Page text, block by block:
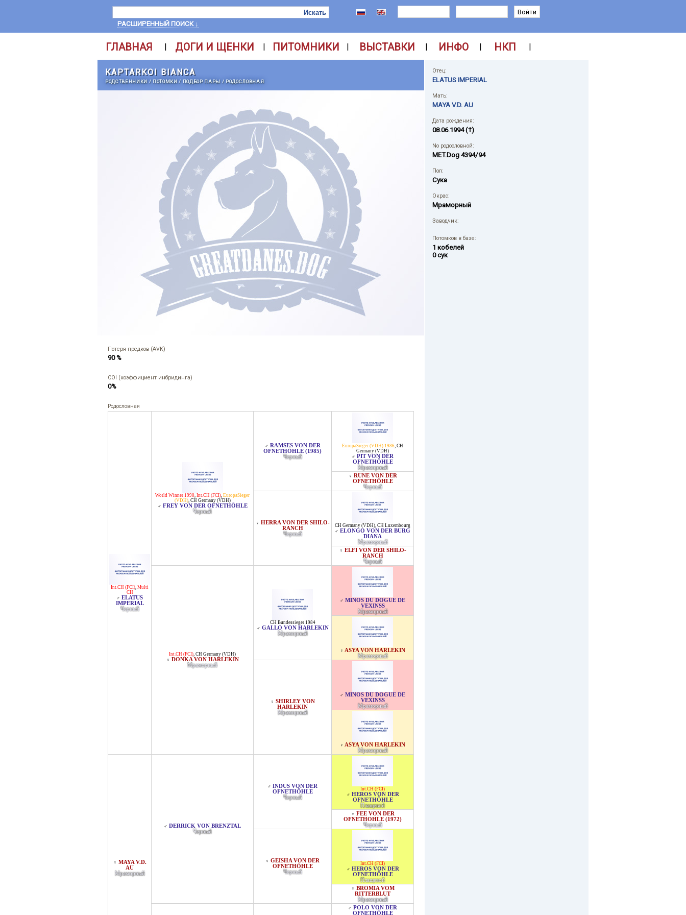
РАСШИРЕННЫЙ ПОИСК ↓
ГЛАВНАЯ | ДОГИ И ЩЕНКИ | ПИТОМНИКИ | ВЫСТАВКИ | ИНФО | НКП |
KAPTARKOI BIANCA
РОДСТВЕННИКИ / ПОТОМКИ/ ПОДБОР ПАРЫ / РОДОСЛОВНАЯ
Потеря предков (AVK)
90 %
COI (коэффициент инбридинга)
0%
Родословная
Int.CH (FCI), Multi
CH
♂ ELATUS
IMPERIAL
Черный
World Winner 1990, Int.CH (FCI), EuropaSieger
(VDH), CH Germany (VDH)
♂ FREY VON DER OFNETHÖHLE
Черный
♂ RAMSES VON DER
OFNETHÖHLE (1985)
Черный
EuropaSieger (VDH) 1986, CH
Germany (VDH)
♂ PIT VON DER
OFNETHÖHLE
Мраморный
♀ RUNE VON DER
OFNETHÖHLE
Черный
♀ HERRA VON DER SHILO-
RANCH
Черный
CH Germany (VDH), CH Luxembourg
♂ ELONGO VON DER BURG
DIANA
Мраморный
♀ ELFI VON DER SHILO-
RANCH
Черный
Int.CH (FCI), CH Germany (VDH)
♀ DONKA VON HARLEKIN
Мраморный
CH Bundessieger 1984
♂ GALLO VON HARLEKIN
Мраморный
♂ MINOS DU DOGUE DE
VEXINSS
Мраморный
♀ ASYA VON HARLEKIN
Мраморный
♀ SHIRLEY VON
HARLEKIN
Мраморный
♂ MINOS DU DOGUE DE
VEXINSS
Мраморный
♀ ASYA VON HARLEKIN
Мраморный
♀ MAYA V.D.
AU
Мраморный
♂ DERRICK VON BRENZTAL
Черный
♂ INDUS VON DER
OFNETHÖHLE
Черный
Int.CH (FCI)
♂ HEROS VON DER
OFNETHÖHLE
Плащевой
♀ FEE VON DER
OFNETHOHLE (1972)
Черный
♀ GEISHA VON DER
OFNETHÖHLE
Черный
Int.CH (FCI)
♂ HEROS VON DER
OFNETHÖHLE
Плащевой
♀ BROMIA VOM
RITTERBLUT
Мраморный
♂ POLO VON DER
OFNETHÖHLE
Отец:
ELATUS IMPERIAL
Мать:
MAYA V.D. AU
Дата рождения:
08.06.1994 (†)
No родословной:
MET.Dog 4394/94
Пол:
Сука
Окрас:
Мраморный
Заводчик:
Потомков в базе:
1 кобелей
0 сук